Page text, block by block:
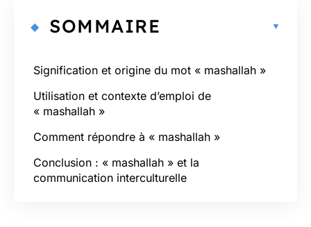
SOMMAIRE
Signification et origine du mot « mashallah »
Utilisation et contexte d’emploi de
« mashallah »
Comment répondre à « mashallah »
Conclusion : « mashallah » et la
communication interculturelle